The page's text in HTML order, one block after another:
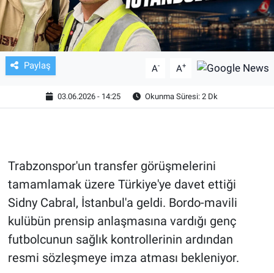
Paylaş A- A+
03.06.2026 - 14:25 Okunma Süresi: 2 Dk
Trabzonspor'un transfer görüşmelerini
tamamlamak üzere Türkiye'ye davet ettiği
Sidny Cabral, İstanbul'a geldi. Bordo-mavili
kulübün prensip anlaşmasına vardığı genç
futbolcunun sağlık kontrollerinin ardından
resmi sözleşmeye imza atması bekleniyor.
GENEL
KÜLTÜR SANAT
ASAYİŞ
EKONOMİ
ÇEVRE
HABERDE İNSAN
POLİTİKA
SPOR